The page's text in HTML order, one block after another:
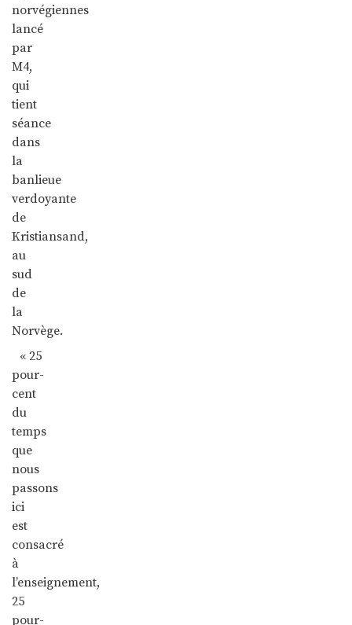
norvégiennes
lancé
par
M4,
qui
tient
séance
dans
la
banlieue
verdoyante
de
Kristiansand,
au
sud
de
la
Norvège.
« 25
pour-
cent
du
temps
que
nous
passons
ici
est
consacré
à
l’enseignement,
25
pour-